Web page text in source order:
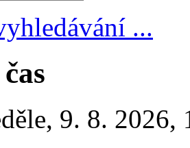
...
, 9. 8. 2026,